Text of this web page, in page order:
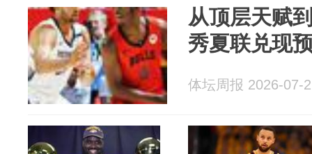
从顶层天赋
秀夏联兑现
体坛周报 2026-07-